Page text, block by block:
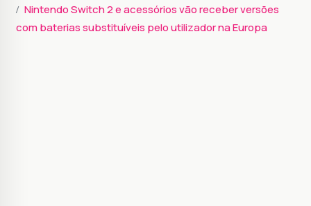
Nintendo Switch 2 e acessórios vão receber versões
com baterias substituíveis pelo utilizador na Europa